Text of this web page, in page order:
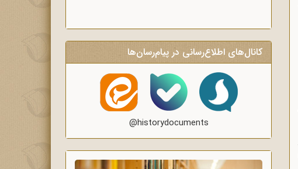
کانال‌های اطلاع‌رسانی در پیام‌رسان‌ها
@historydocuments